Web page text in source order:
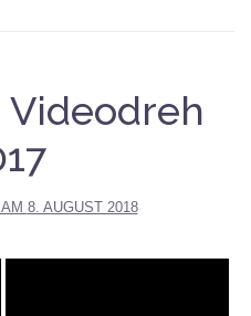
Videodreh
8. AUGUST 2018